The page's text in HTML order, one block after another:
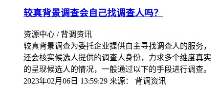
较真背景调查会自己找调查人吗？
资源中心 / 背调资讯
较真背景调查为委托企业提供自主寻找调查人的服务，
还会核实候选人提供的调查人身份，力求多个维度真实
的呈现候选人的情况，一般通过以下的手段进行调查。
2023年02月06日 13:59:29 来源： 背调资讯